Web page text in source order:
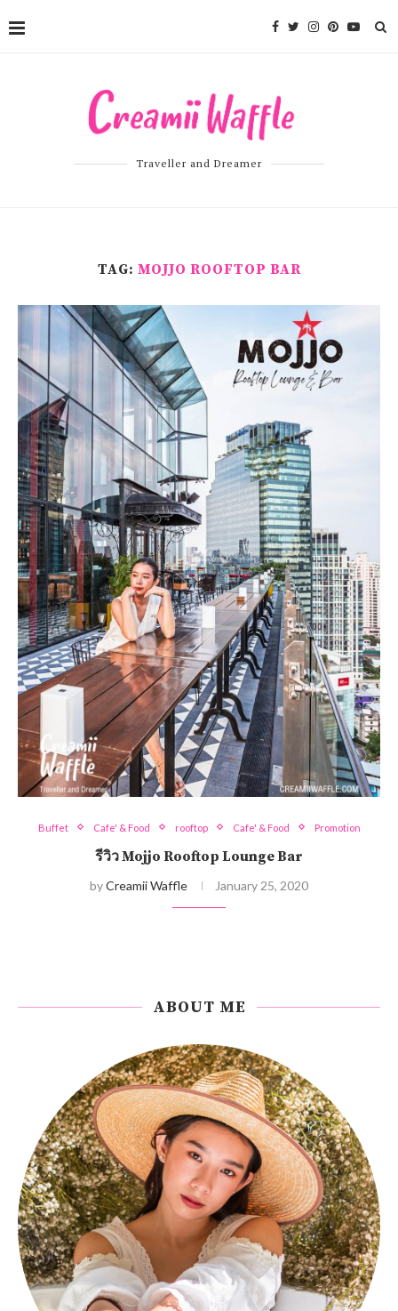
Traveller and Dreamer
TAG: MOJJO ROOFTOP BAR
Buffet Cafe' & Food rooftop Cafe' & Food Promotion
รีวิว Mojjo Rooftop Lounge Bar
byCreamii Waffle January 25, 2020
ABOUT ME